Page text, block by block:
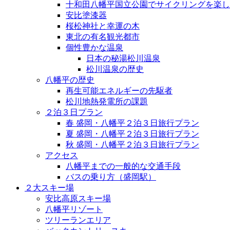
十和田八幡平国立公園でサイクリングを楽
安比塗漆器
桜松神社と幸運の木
東北の有名観光都市
個性豊かな温泉
日本の秘湯松川温泉
松川温泉の歴史
八幡平の歴史
再生可能エネルギーの先駆者
松川地熱発電所の課題
２泊３日プラン
春 盛岡・八幡平２泊３日旅行プラン
夏 盛岡・八幡平２泊３日旅行プラン
秋 盛岡・八幡平２泊３日旅行プラン
アクセス
八幡平までの一般的な交通手段
バスの乗り方（盛岡駅）
２大スキー場
安比高原スキー場
八幡平リゾート
ツリーランエリア